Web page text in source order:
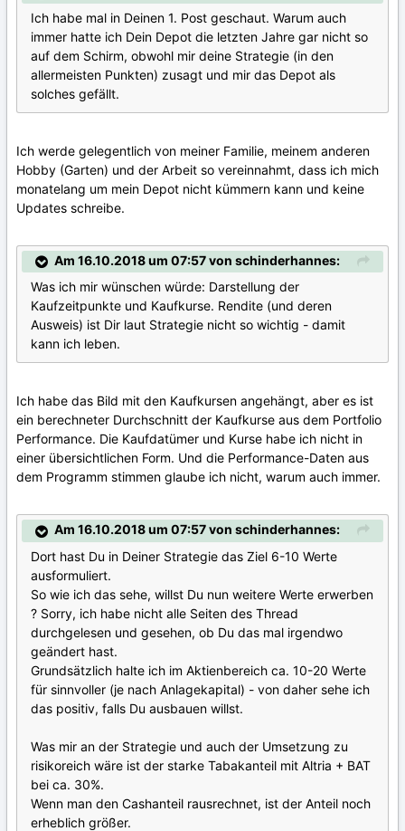
Ich habe mal in Deinen 1. Post geschaut. Warum auch
immer hatte ich Dein Depot die letzten Jahre gar nicht so
auf dem Schirm, obwohl mir deine Strategie (in den
allermeisten Punkten) zusagt und mir das Depot als
solches gefällt.
Ich werde gelegentlich von meiner Familie, meinem anderen
Hobby (Garten) und der Arbeit so vereinnahmt, dass ich mich
monatelang um mein Depot nicht kümmern kann und keine
Updates schreibe.
Am 16.10.2018 um 07:57 von schinderhannes:
Was ich mir wünschen würde: Darstellung der
Kaufzeitpunkte und Kaufkurse. Rendite (und deren
Ausweis) ist Dir laut Strategie nicht so wichtig - damit
kann ich leben.
Ich habe das Bild mit den Kaufkursen angehängt, aber es ist
ein berechneter Durchschnitt der Kaufkurse aus dem Portfolio
Performance. Die Kaufdatümer und Kurse habe ich nicht in
einer übersichtlichen Form. Und die Performance-Daten aus
dem Programm stimmen glaube ich nicht, warum auch immer.
Am 16.10.2018 um 07:57 von schinderhannes:
Dort hast Du in Deiner Strategie das Ziel 6-10 Werte
ausformuliert.
So wie ich das sehe, willst Du nun weitere Werte erwerben
? Sorry, ich habe nicht alle Seiten des Thread
durchgelesen und gesehen, ob Du das mal irgendwo
geändert hast.
Grundsätzlich halte ich im Aktienbereich ca. 10-20 Werte
für sinnvoller (je nach Anlagekapital) - von daher sehe ich
das positiv, falls Du ausbauen willst.
Was mir an der Strategie und auch der Umsetzung zu
risikoreich wäre ist der starke Tabakanteil mit Altria + BAT
bei ca. 30%.
Wenn man den Cashanteil rausrechnet, ist der Anteil noch
erheblich größer.